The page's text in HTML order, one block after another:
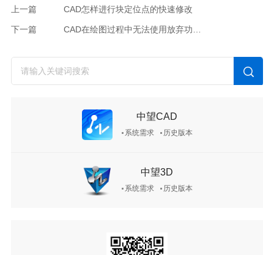
上一篇 CAD怎样进行块定位点的快速修改
下一篇
中望CAD
系统需求 历史版本
中望3D
系统需求 历史版本